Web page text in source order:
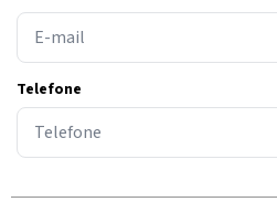
Telefone